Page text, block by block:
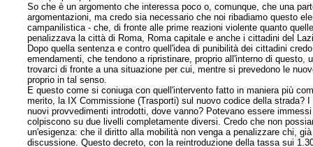
So che è un argomento che interessa poco o, comunque, che una
argomentazioni, ma credo sia necessario che noi ribadiamo questo
campanilistica - che, di fronte alle prime reazioni violente quanto
penalizzava la città di Roma, Roma capitale e anche i cittadini del
Dopo quella sentenza e contro quell'idea di punibilità dei cittadini
emendamenti, che tendono a ripristinare, proprio all'interno di
trovarci di fronte a una situazione per cui, mentre si prevedono le
proprio in tal senso.
E questo come si coniuga con quell'intervento fatto in maniera più
merito, la IX Commissione (Trasporti) sul nuovo codice della
nuovi provvedimenti introdotti, dove vanno? Potevano essere
colpiscono su due livelli completamente diversi. Credo che non
un'esigenza: che il diritto alla mobilità non venga a penalizzare chi,
discussione. Questo decreto, con la reintroduzione della tassa sui